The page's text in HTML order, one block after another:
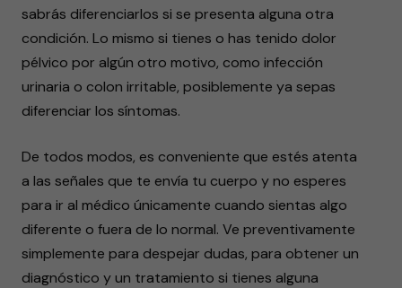
sabrás diferenciarlos si se presenta alguna otra
condición. Lo mismo si tienes o has tenido dolor
pélvico por algún otro motivo, como infección
urinaria o colon irritable, posiblemente ya sepas
diferenciar los síntomas.
De todos modos, es conveniente que estés atenta
a las señales que te envía tu cuerpo y no esperes
para ir al médico únicamente cuando sientas algo
diferente o fuera de lo normal. Ve preventivamente
simplemente para despejar dudas, para obtener un
diagnóstico y un tratamiento si tienes alguna